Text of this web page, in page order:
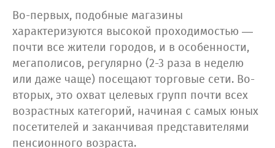
Во-первых, подобные магазины
характеризуются высокой проходимостью —
почти все жители городов, и в особенности,
мегаполисов, регулярно (2-3 раза в неделю
или даже чаще) посещают торговые сети. Во-
вторых, это охват целевых групп почти всех
возрастных категорий, начиная с самых юных
посетителей и заканчивая представителями
пенсионного возраста.